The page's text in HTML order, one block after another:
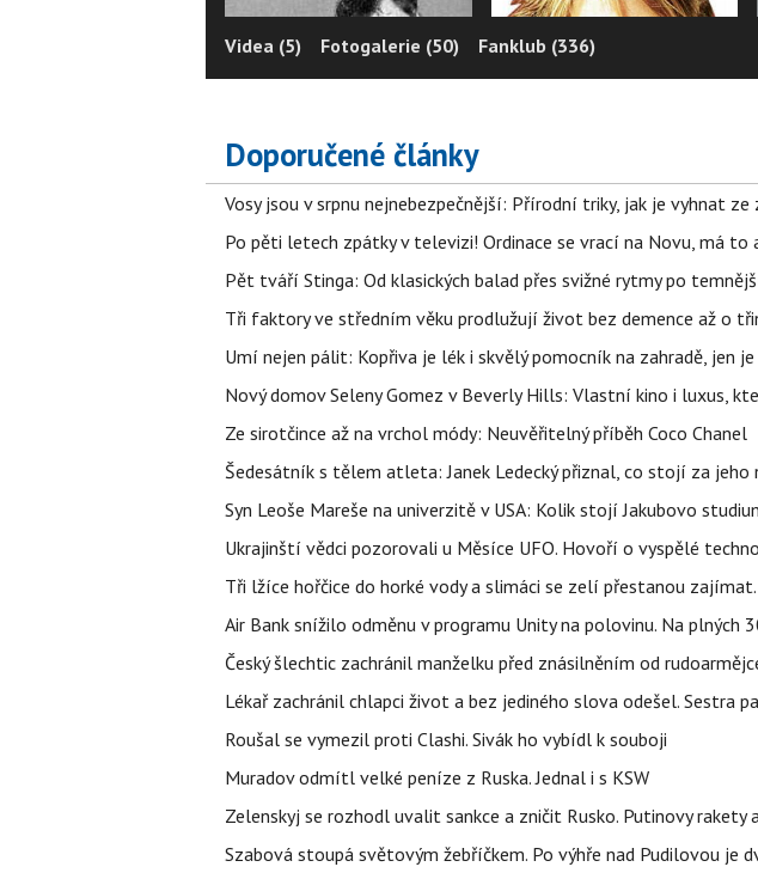
Videa (5) Fotogalerie (50) Fanklub (336)
Doporučené články
Vosy jsou v srpnu nejnebezpečnější: Přírodní triky, jak je vyhnat ze
Po pěti letech zpátky v televizi! Ordinace se vrací na Novu, má to
Pět tváří Stinga: Od klasických balad přes svižné rytmy po
Tři faktory ve středním věku prodlužují život bez demence až o
Umí nejen pálit: Kopřiva je lék i skvělý pomocník na zahradě, jen
Nový domov Seleny Gomez v Beverly Hills: Vlastní kino i luxus,
Ze sirotčince až na vrchol módy: Neuvěřitelný příběh Coco Chanel
Šedesátník s tělem atleta: Janek Ledecký přiznal, co stojí za
Syn Leoše Mareše na univerzitě v USA: Kolik stojí Jakubovo
Ukrajinští vědci pozorovali u Měsíce UFO. Hovoří o vyspělé
Tři lžíce hořčice do horké vody a slimáci se zelí přestanou
Air Bank snížilo odměnu v programu Unity na polovinu. Na
Český šlechtic zachránil manželku před znásilněním od
Lékař zachránil chlapci život a bez jediného slova odešel. Sestra
Roušal se vymezil proti Clashi. Sivák ho vybídl k souboji
Muradov odmítl velké peníze z Ruska. Jednal i s KSW
Zelenskyj se rozhodl uvalit sankce a zničit Rusko. Putinovy rakety
Szabová stoupá světovým žebříčkem. Po výhře nad Pudilovou je